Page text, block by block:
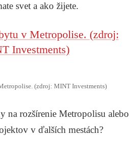
svet a ako žijete.
(zdroj: MINT Investments)
na rozšírenie Metropolisu alebo
v ďalších mestách?